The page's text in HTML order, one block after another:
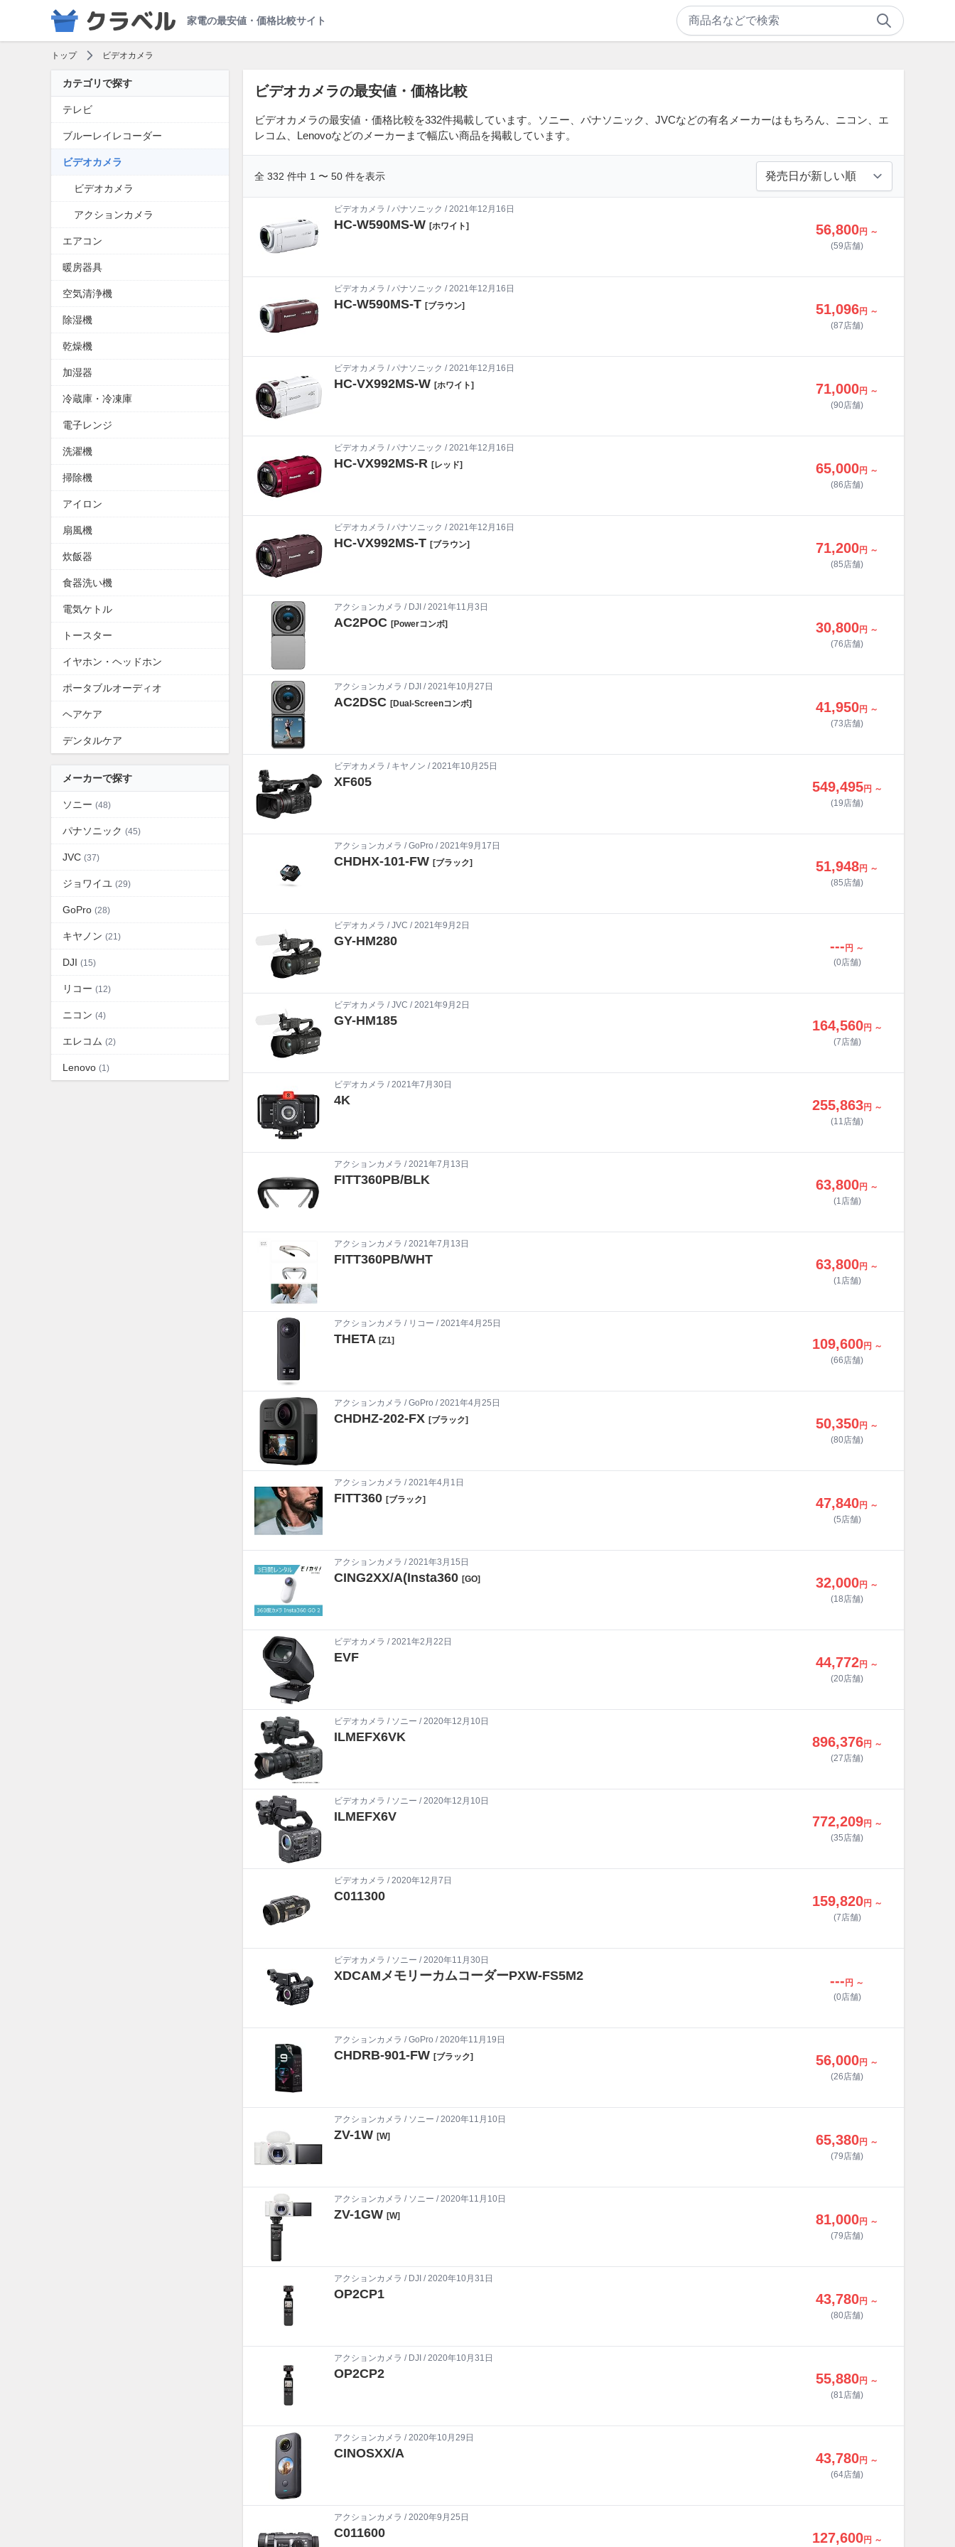
家電の最安値・価格比較サイト
トップ ビデオカメラ
ビデオカメラの最安値・価格比較
ビデオカメラの最安値・価格比較を332件掲載しています。ソニー、パナソニック、JVCなどの有名メーカーはもちろん、ニコン、エ
レコム、Lenovoなどのメーカーまで幅広い商品を掲載しています。
全 332 件中 1 〜 50 件を表示
ビデオカメラ /パナソニック / 2021年12月16日
HC-W590MS-W [ホワイト] 56,800円 ～
(59店舗)
ビデオカメラ /パナソニック / 2021年12月16日
HC-W590MS-T [ブラウン] 51,096円 ～
(87店舗)
ビデオカメラ /パナソニック / 2021年12月16日
HC-VX992MS-W [ホワイト] 71,000円 ～
(90店舗)
ビデオカメラ /パナソニック / 2021年12月16日
HC-VX992MS-R [レッド] 65,000円 ～
(86店舗)
ビデオカメラ /パナソニック / 2021年12月16日
HC-VX992MS-T [ブラウン] 71,200円 ～
(85店舗)
アクションカメラ / DJI / 2021年11月3日
AC2POC [Powerコンボ] 30,800円 ～
(76店舗)
アクションカメラ / DJI / 2021年10月27日
AC2DSC [Dual-Screenコンボ] 41,950円 ～
(73店舗)
ビデオカメラ / キヤノン / 2021年10月25日
XF605 549,495円 ～
(19店舗)
アクションカメラ /GoPro / 2021年9月17日
CHDHX-101-FW [ブラック] 51,948円 ～
(85店舗)
ビデオカメラ /JVC / 2021年9月2日
GY-HM280 ---円 ～
(0店舗)
ビデオカメラ /JVC / 2021年9月2日
GY-HM185 164,560円 ～
(7店舗)
ビデオカメラ / 2021年7月30日
4K 255,863円 ～
(11店舗)
アクションカメラ / 2021年7月13日
FITT360PB/BLK 63,800円 ～
(1店舗)
アクションカメラ / 2021年7月13日
FITT360PB/WHT 63,800円 ～
(1店舗)
アクションカメラ / リコー / 2021年4月25日
THETA [Z1] 109,600円 ～
(66店舗)
アクションカメラ /GoPro / 2021年4月25日
CHDHZ-202-FX [ブラック] 50,350円 ～
(80店舗)
アクションカメラ / 2021年4月1日
FITT360 [ブラック] 47,840円 ～
(5店舗)
アクションカメラ / 2021年3月15日
CING2XX/A(Insta360 [GO] 32,000円 ～
(18店舗)
ビデオカメラ / 2021年2月22日
EVF 44,772円 ～
(20店舗)
ビデオカメラ / ソニー / 2020年12月10日
ILMEFX6VK 896,376円 ～
(27店舗)
ビデオカメラ / ソニー / 2020年12月10日
ILMEFX6V 772,209円 ～
(35店舗)
ビデオカメラ / 2020年12月7日
C011300 159,820円 ～
(7店舗)
ビデオカメラ / ソニー / 2020年11月30日
XDCAMメモリーカムコーダーPXW-FS5M2 ---円 ～
(0店舗)
アクションカメラ /GoPro / 2020年11月19日
CHDRB-901-FW [ブラック] 56,000円 ～
(26店舗)
アクションカメラ / ソニー / 2020年11月10日
ZV-1W [W] 65,380円 ～
(79店舗)
アクションカメラ / ソニー / 2020年11月10日
ZV-1GW [W] 81,000円 ～
(79店舗)
アクションカメラ / DJI / 2020年10月31日
OP2CP1 43,780円 ～
(80店舗)
アクションカメラ / DJI / 2020年10月31日
OP2CP2 55,880円 ～
(81店舗)
アクションカメラ / 2020年10月29日
CINOSXX/A 43,780円 ～
(64店舗)
アクションカメラ / 2020年9月25日
C011600 127,600円 ～
カテゴリで探す
テレビ
ブルーレイレコーダー
ビデオカメラ
ビデオカメラ
アクションカメラ
エアコン
暖房器具
空気清浄機
除湿機
乾燥機
加湿器
冷蔵庫・冷凍庫
電子レンジ
洗濯機
掃除機
アイロン
扇風機
炊飯器
食器洗い機
電気ケトル
トースター
イヤホン・ヘッドホン
ポータブルオーディオ
ヘアケア
デンタルケア
メーカーで探す
ソニー (48)
パナソニック (45)
JVC (37)
ジョワイユ (29)
GoPro (28)
キヤノン (21)
DJI (15)
リコー (12)
ニコン (4)
エレコム (2)
Lenovo (1)